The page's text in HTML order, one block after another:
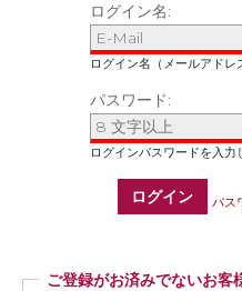
ログイン名:
パスワード:
ログイン パス
ご登録がお済みでないお客